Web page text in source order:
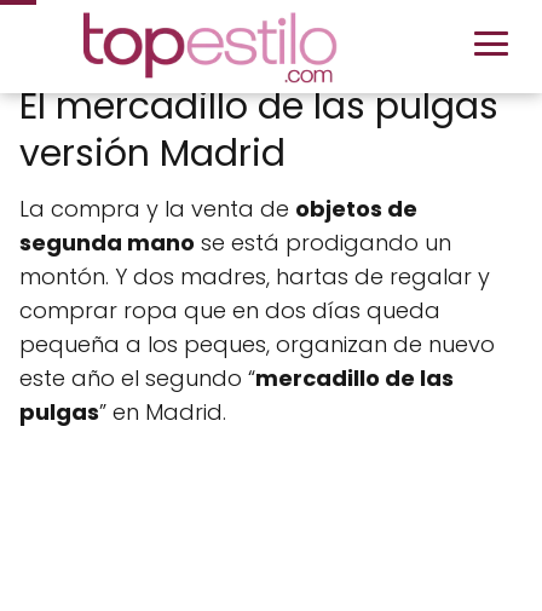
El mercadillo de las pulgas
versión Madrid
La compra y la venta de objetos de
segunda mano se está prodigando un
montón. Y dos madres, hartas de regalar y
comprar ropa que en dos días queda
pequeña a los peques, organizan de nuevo
este año el segundo “mercadillo de las
pulgas” en Madrid.